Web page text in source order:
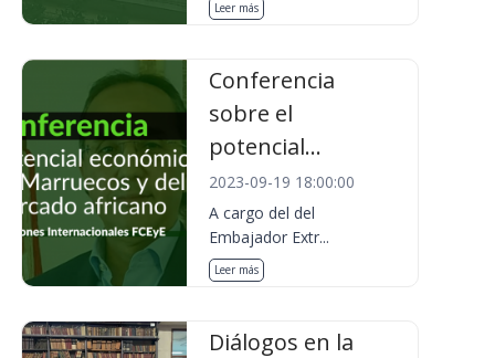
Leer más
Conferencia
sobre el
potencial...
2023-09-19 18:00:00
A cargo del del
Embajador Extr...
Leer más
Diálogos en la